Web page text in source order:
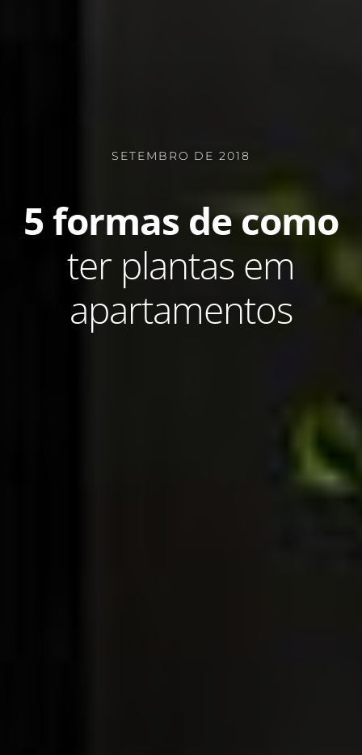
SETEMBRO DE 2018
5 formas de como
ter plantas em
apartamentos